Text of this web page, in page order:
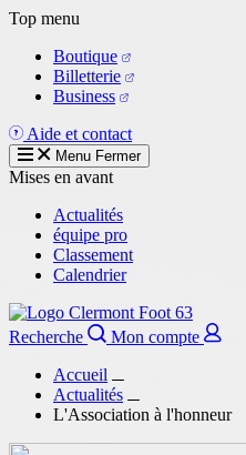
Aller
contenu
principal
Top menu
Boutique
Billetterie
Business
Aide et contact
Menu Fermer
Mises en avant
Actualités
équipe pro
Classement
Calendrier
Recherche
Mon compte
Accueil
Actualités
L'Association à l'honneur